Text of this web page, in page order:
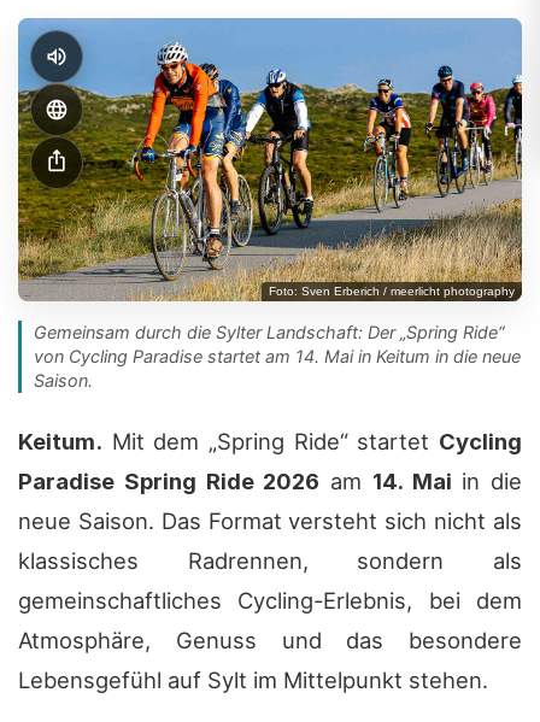
volume_up
language
ios_share
Foto: Sven Erberich / meerlicht photography
Gemeinsam durch die Sylter Landschaft: Der „Spring Ride“
von Cycling Paradise startet am 14. Mai in Keitum in die neue
Saison.
Keitum. Mit dem „Spring Ride“ startet Cycling
Paradise Spring Ride 2026 am 14. Mai in die
neue Saison. Das Format versteht sich nicht als
klassisches Radrennen, sondern als
gemeinschaftliches Cycling-Erlebnis, bei dem
Atmosphäre, Genuss und das besondere
Lebensgefühl auf Sylt im Mittelpunkt stehen.